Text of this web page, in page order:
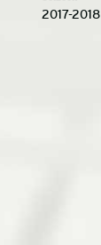
2017-2018